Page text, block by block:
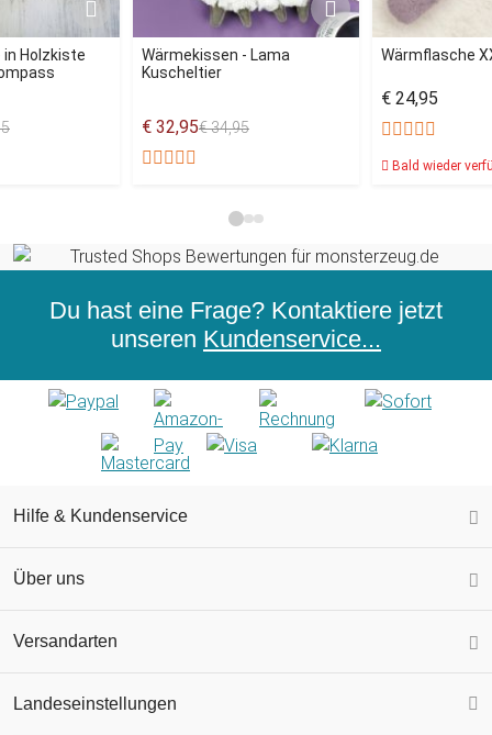
in Holzkiste
Wärmekissen - Lama
Kuscheltier
€ 32,95€ 34,95
Wärmflasche
€ 24,95
Bald wieder
Du hast eine Frage? Kontaktiere jetzt
unseren Kundenservice...
Hilfe & Kundenservice
Über uns
Versandarten
Landeseinstellungen